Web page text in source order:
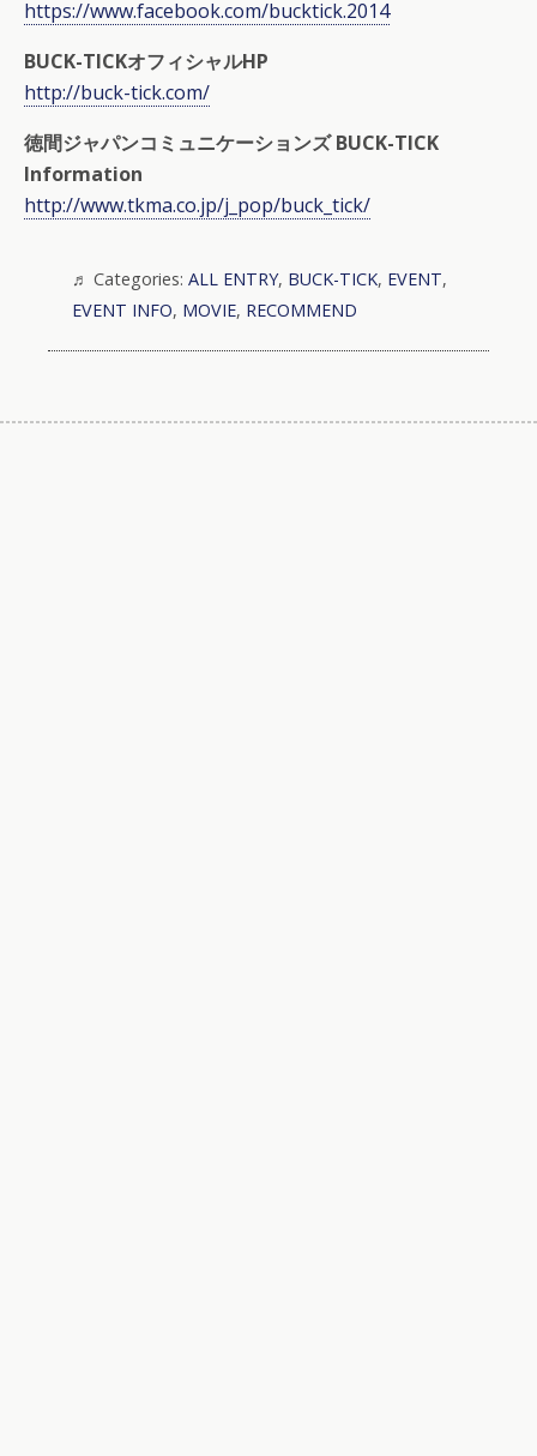
https://www.facebook.com/bucktick.2014
BUCK-TICKオフィシャルHP
http://buck-tick.com/
徳間ジャパンコミュニケーションズ BUCK-TICK
Information
http://www.tkma.co.jp/j_pop/buck_tick/
Categories: ALL ENTRY, BUCK-TICK, EVENT,
EVENT INFO, MOVIE, RECOMMEND